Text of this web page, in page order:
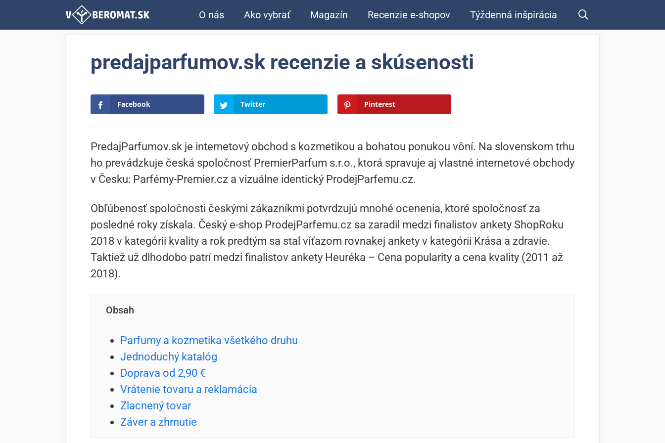
O nás Ako vybrať Magazín Recenzie e-shopov Týždenná inšpirácia
predajparfumov.sk recenzie a skúsenosti
Facebook Twitter Pinterest
PredajParfumov.sk je internetový obchod s kozmetikou a bohatou ponukou vôní. Na slovenskom trhu
ho prevádzkuje česká spoločnosť PremierParfum s.r.o., ktorá spravuje aj vlastné internetové obchody
v Česku: Parfémy-Premier.cz a vizuálne identický ProdejParfemu.cz.
Obľúbenosť spoločnosti českými zákazníkmi potvrdzujú mnohé ocenenia, ktoré spoločnosť za
posledné roky získala. Český e-shop ProdejParfemu.cz sa zaradil medzi finalistov ankety ShopRoku
2018 v kategórii kvality a rok predtým sa stal víťazom rovnakej ankety v kategórii Krása a zdravie.
Taktiež už dlhodobo patrí medzi finalistov ankety Heuréka – Cena popularity a cena kvality (2011 až
2018).
Obsah
Parfumy a kozmetika všetkého druhu
Jednoduchý katalóg
Doprava od 2,90 €
Vrátenie tovaru a reklamácia
Zlacnený tovar
Záver a zhrnutie